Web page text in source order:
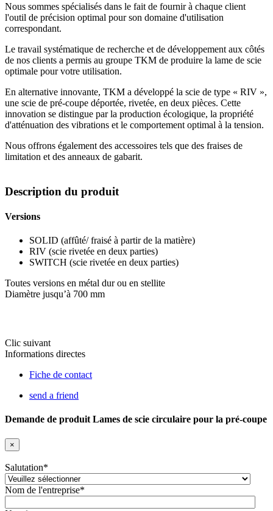
Nous sommes spécialisés dans le fait de fournir à chaque client
l'outil de précision optimal pour son domaine d'utilisation
correspondant.
Le travail systématique de recherche et de développement aux côtés
de nos clients a permis au groupe TKM de produire la lame de scie
optimale pour votre utilisation.
En alternative innovante, TKM a développé la scie de type « RIV »,
une scie de pré-coupe déportée, rivetée, en deux pièces. Cette
innovation se distingue par la production écologique, la propriété
d'atténuation des vibrations et le comportement optimal à la tension.
Nous offrons également des accessoires tels que des fraises de
limitation et des anneaux de gabarit.
Description du produit
Versions
SOLID (affûté/ fraisé à partir de la matière)
RIV (scie rivetée en deux parties)
SWITCH (scie rivetée en deux parties)
Toutes versions en métal dur ou en stellite
Diamètre jusqu’à 700 mm
Clic suivant
Informations directes
Fiche de contact
send a friend
Demande de produit Lames de scie circulaire pour la pré-coupe
×
Salutation*
Nom de l'entreprise*